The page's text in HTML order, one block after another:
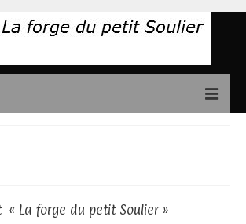
couteaux
« La forge du petit Soulier »